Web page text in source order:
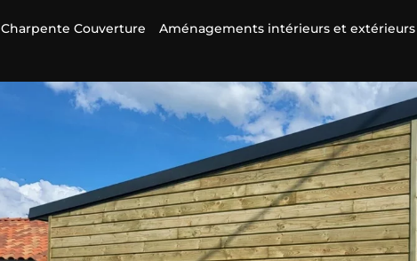
Charpente Couverture Aménagements intérieurs et extérieurs